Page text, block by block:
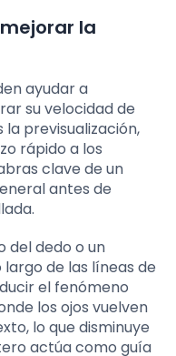
la
ayudar a
su velocidad de
previsualización,
rápido a los
clave de un
antes de
del dedo o un
de las líneas de
el fenómeno
los ojos vuelven
lo que disminuye
actúa como guía